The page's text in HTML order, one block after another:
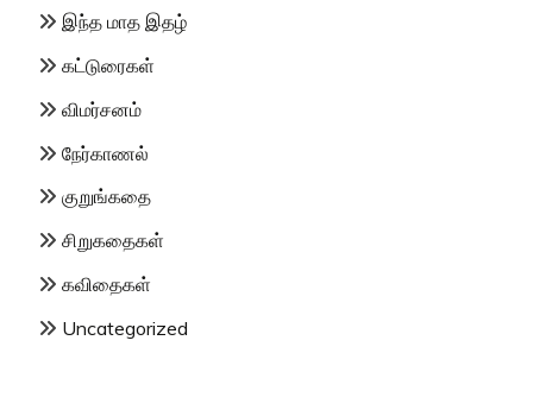
இந்த மாத இதழ்
கட்டுரைகள்
விமர்சனம்
நேர்காணல்
குறுங்கதை
சிறுகதைகள்
கவிதைகள்
Uncategorized